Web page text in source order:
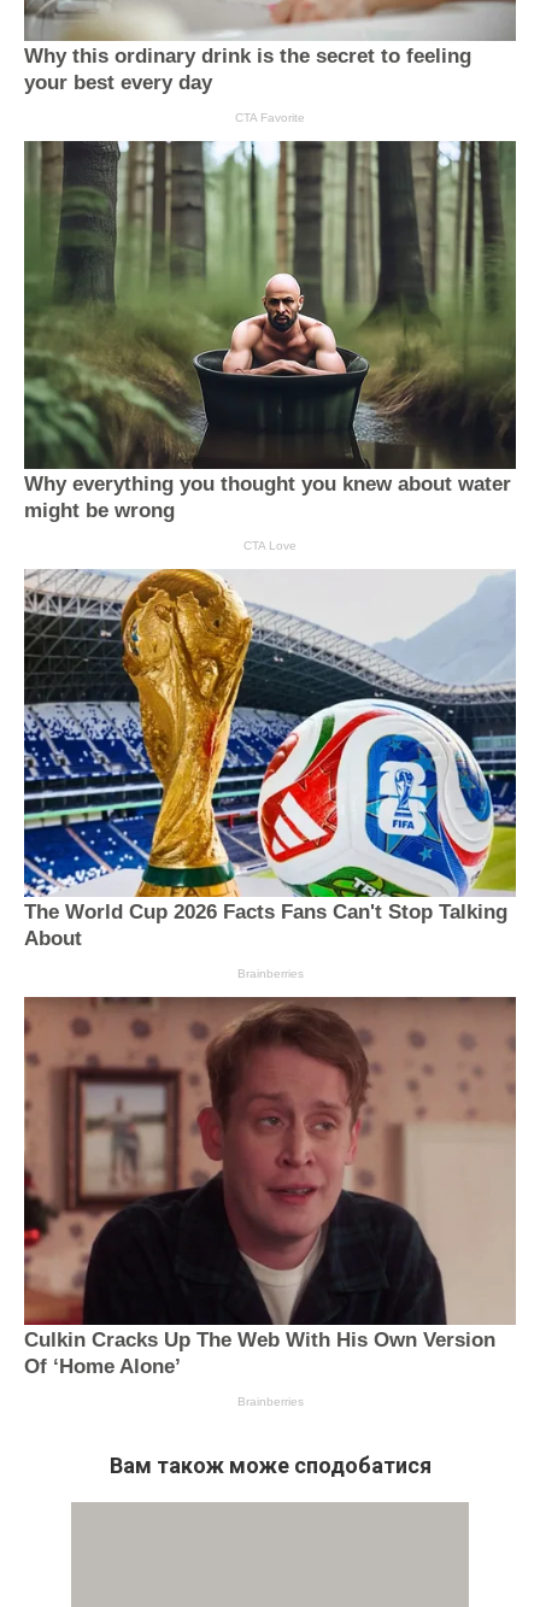
Вам також може сподобатися